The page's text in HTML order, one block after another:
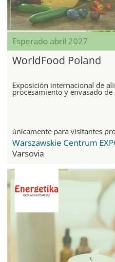
Esperado abril 2027
WorldFood Poland
Exposición internacional de
procesamiento y envasado
únicamente para visitantes
Warszawskie Centrum
Varsovia